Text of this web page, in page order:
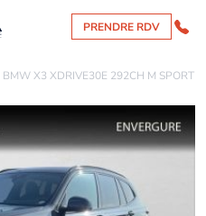
PRENDRE RDV
BMW X3 XDRIVE30E 292CH M SPORT